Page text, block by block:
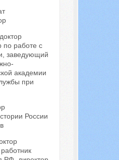
доктор
по работе с
заведующий
академии
при
России